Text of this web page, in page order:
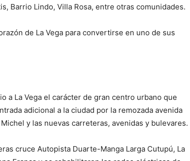
Barrio Lindo, Villa Rosa, entre otras comunidades.
de La Vega para convertirse en uno de sus
a La Vega el carácter de gran centro urbano que
adicional a la ciudad por la remozada avenida
y las nuevas carreteras, avenidas y bulevares.
cruce Autopista Duarte-Manga Larga Cutupú, La